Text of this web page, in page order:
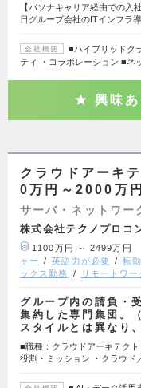
【パソナキャリア経由での入
日グループ会社のITインフラ
会社概要
■ハイブリッドク
ティ ・コラボレーション ■ネ
興味あ
クラウドアーキ
0万円～2000万円
サーバ・ネットワー
株式会社テクノプロコ
1100万円 ～ 2499万円
ャー
英語力が必要 転
ックス勤務
リモートワー
グループ内の請負・
集約した専門集団。
スタイルとは異なり
■職種：クラウドアーキテク
役割・ミッション ・クラウド